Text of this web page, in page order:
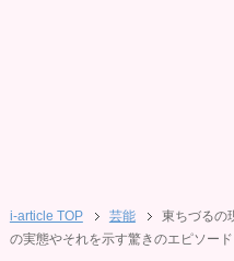
i-article TOP 芸能
東ちづるの
の実態やそれを示す驚きのエピソー